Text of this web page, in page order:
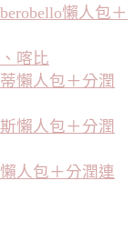
懶人包＋
喀比
懶人包＋分潤
懶人包＋分潤
人包＋分潤連